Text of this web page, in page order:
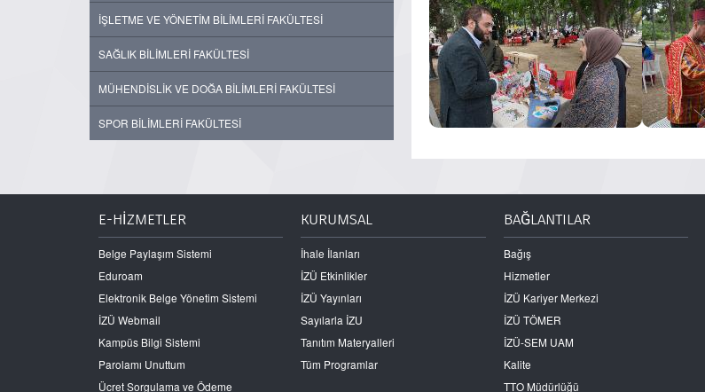
İŞLETME VE YÖNETİM BİLİMLERİ FAKÜLTESİ
SAĞLIK BİLİMLERİ FAKÜLTESİ
MÜHENDİSLİK VE DOĞA BİLİMLERİ FAKÜLTESİ
SPOR BİLİMLERİ FAKÜLTESİ
E-HİZMETLER
Belge Paylaşım Sistemi
Eduroam
Elektronik Belge Yönetim Sistemi
İZÜ Webmail
Kampüs Bilgi Sistemi
Parolamı Unuttum
Ücret Sorgulama ve Ödeme
KURUMSAL
İhale İlanları
İZÜ Etkinlikler
İZÜ Yayınları
Sayılarla İZU
Tanıtım Materyalleri
Tüm Programlar
BAĞLANTILAR
Bağış
Hizmetler
İZÜ Kariyer Merkezi
İZÜ TÖMER
İZÜ-SEM UAM
Kalite
TTO Müdürlüğü